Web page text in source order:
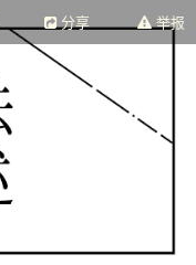
分享 举报